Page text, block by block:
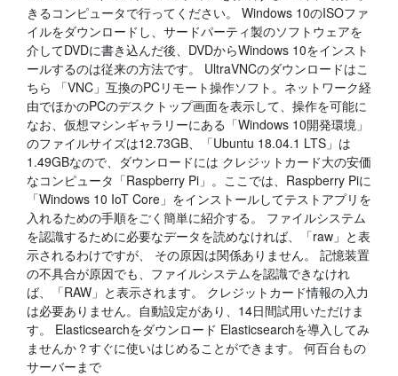
きるコンピュータで行ってください。 Windows 10のISOファ
イルをダウンロードし、サードパーティ製のソフトウェアを
介してDVDに書き込んだ後、DVDからWindows 10をインスト
ールするのは従来の方法です。 UltraVNCのダウンロードはこ
ちら 「VNC」互換のPCリモート操作ソフト。ネットワーク経
由でほかのPCのデスクトップ画面を表示して、操作を可能に
なお、仮想マシンギャラリーにある「Windows 10開発環境」
のファイルサイズは12.73GB、「Ubuntu 18.04.1 LTS」は
1.49GBなので、ダウンロードには クレジットカード大の安価
なコンピュータ「Raspberry Pi」。ここでは、Raspberry Piに
「Windows 10 IoT Core」をインストールしてテストアプリを
入れるための手順をごく簡単に紹介する。 ファイルシステム
を認識するために必要なデータを読めなければ、「raw」と表
示されるわけですが、 その原因は関係ありません。 記憶装置
の不具合が原因でも、ファイルシステムを認識できなけれ
ば、「RAW」と表示されます。 クレジットカード情報の入力
は必要ありません。自動設定があり、14日間試用いただけま
す。 Elasticsearchをダウンロード Elasticsearchを導入してみ
ませんか？すぐに使いはじめることができます。 何百台もの
サーバーまで